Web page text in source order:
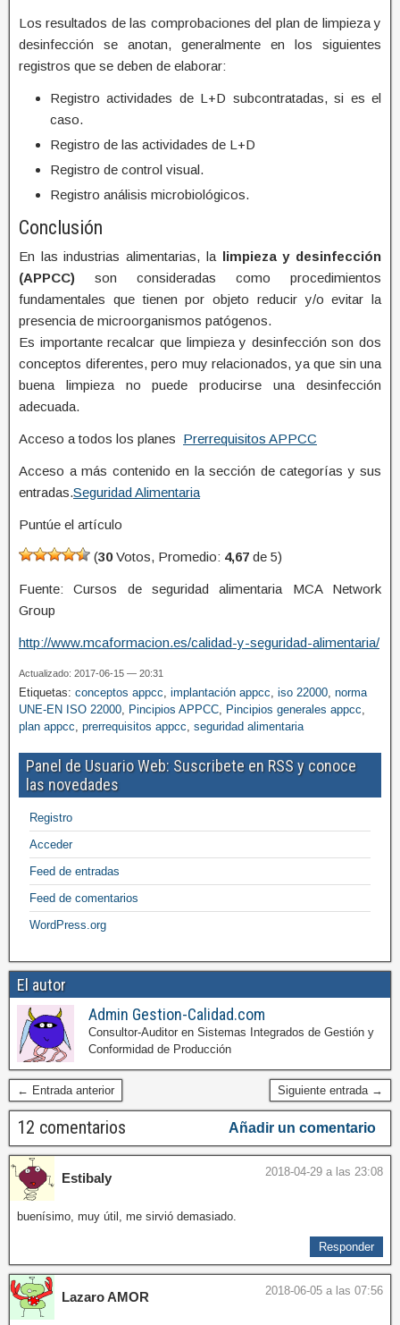
Los resultados de las comprobaciones del plan de limpieza y
desinfección se anotan, generalmente en los siguientes
registros que se deben de elaborar:
Registro actividades de L+D subcontratadas, si es el
caso.
Registro de las actividades de L+D
Registro de control visual.
Registro análisis microbiológicos.
Conclusión
En las industrias alimentarias, la limpieza y desinfección
(APPCC) son consideradas como procedimientos
fundamentales que tienen por objeto reducir y/o evitar la
presencia de microorganismos patógenos.
Es importante recalcar que limpieza y desinfección son dos
conceptos diferentes, pero muy relacionados, ya que sin una
buena limpieza no puede producirse una desinfección
adecuada.
Acceso a todos los planes Prerrequisitos APPCC
Acceso a más contenido en la sección de categorías y sus
entradas.Seguridad Alimentaria
Puntúe el artículo
(30Votos, Promedio: 4,67 de 5)
Fuente: Cursos de seguridad alimentaria MCA Network
Group
http://www.mcaformacion.es/calidad-y-seguridad-alimentaria/
Actualizado: 2017-06-15 — 20:31
Etiquetas: conceptos appcc, implantación appcc, iso 22000, norma
UNE-EN ISO 22000, Pincipios APPCC, Pincipios generales appcc,
plan appcc, prerrequisitos appcc, seguridad alimentaria
Panel de Usuario Web: Suscribete en RSS y conoce
las novedades
Registro
Acceder
Feed de entradas
Feed de comentarios
WordPress.org
El autor
Admin Gestion-Calidad.com
Consultor-Auditor en Sistemas Integrados de Gestión y
Conformidad de Producción
← Entrada anterior Siguiente entrada →
12 comentarios Añadir un comentario
Estibaly 2018-04-29 a las 23:08
buenísimo, muy útil, me sirvió demasiado.
Responder
Lazaro AMOR 2018-06-05 a las 07:56